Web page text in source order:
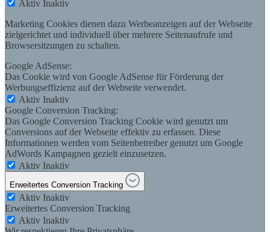
Aktiv Inaktiv
Marketing Cookies dienen dazu Werbeanzeigen auf der Webseite
zielgerichtet und individuell über mehrere Seitenaufrufe und
Browsersitzungen zu schalten.
Google AdSense:
Das Cookie wird von Google AdSense für Förderung der
Werbungseffizienz auf der Webseite verwendet.
Aktiv Inaktiv
Google Conversion Tracking:
Das Google Conversion Tracking Cookie wird genutzt um
Conversions auf der Webseite effektiv zu erfassen. Diese
Informationen werden vom Seitenbetreiber genutzt um Google
AdWords Kampagnen gezielt einzusetzen.
Aktiv Inaktiv
Erweitertes Conversion Tracking
Aktiv Inaktiv
Erweitertes Conversion Tracking
Aktiv Inaktiv